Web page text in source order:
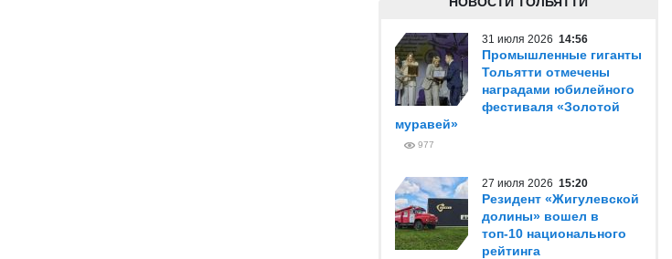
31 июля 2026 14:56
Промышленные гиганты
Тольятти отмечены
наградами юбилейного
фестиваля «Золотой
муравей»
977
27 июля 2026 15:20
Резидент «Жигулевской
долины» вошел в
топ-10 национального
рейтинга